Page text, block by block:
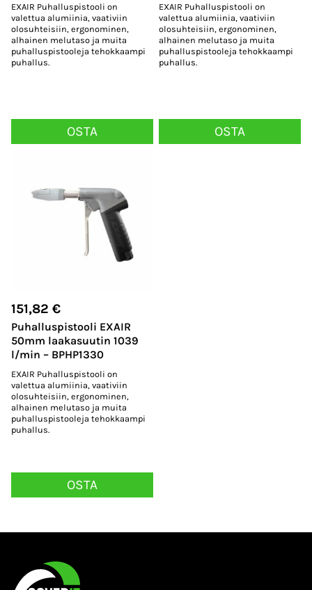
EXAIR Puhalluspistooli on
valettua alumiinia, vaativiin
olosuhteisiin, ergonominen,
alhainen melutaso ja muita
puhalluspistooleja tehokkaampi
puhallus.
OSTA
EXAIR Puhalluspistooli on
valettua alumiinia, vaativiin
olosuhteisiin, ergonominen,
alhainen melutaso ja muita
puhalluspistooleja tehokkaampi
puhallus.
OSTA
151,82 €
Puhalluspistooli EXAIR
50mm laakasuutin 1039
l/min – BPHP1330
EXAIR Puhalluspistooli on
valettua alumiinia, vaativiin
olosuhteisiin, ergonominen,
alhainen melutaso ja muita
puhalluspistooleja tehokkaampi
puhallus.
OSTA